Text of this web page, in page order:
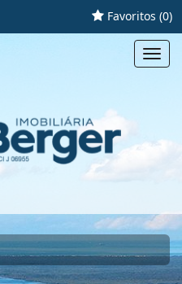
Favoritos (0)